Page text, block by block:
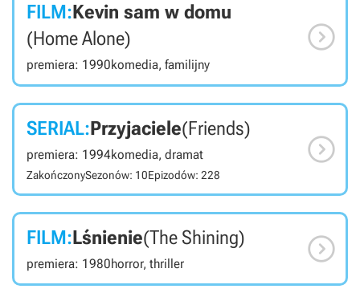
FILM:Kevin sam w domu
(Home Alone)
premiera: 1990komedia, familijny

SERIAL:Przyjaciele(Friends)
premiera: 1994komedia, dramat
ZakończonySezonów: 10Epizodów: 228

FILM:Lśnienie(The Shining)
premiera: 1980horror, thriller 